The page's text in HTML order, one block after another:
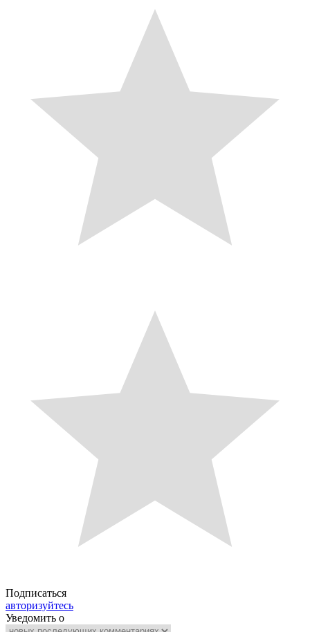
Подписаться
авторизуйтесь
Уведомить о